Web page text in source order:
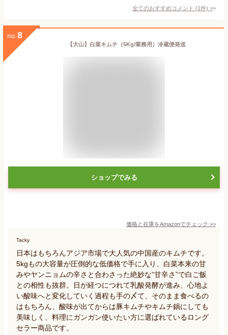
全てのおすすめコメント (1件) >
no. 8
【大山】白菜キムチ（5Kg/業務用）冷蔵便発送
ショップでみる
価格と在庫をAmazonでチェック >>
Tacky
日本はもちろんアジア市場で大人気の中国産のキムチです。
5kgもの大容量が圧倒的な低価格で手に入り、白菜本来の甘
みやヤンニョムの辛さと合わさった絶妙な“甘辛さ”で白ご飯
との相性も抜群。日が経つにつれて乳酸発酵が進み、心地よ
い酸味へと変化していく過程も手の〆て、そのまま食べるの
はもちろん、酸味が出てからは豚キムチやキムチ鍋にしても
美味しく、料理にガンガン使いたい方に選ばれているロング
セラー商品です。